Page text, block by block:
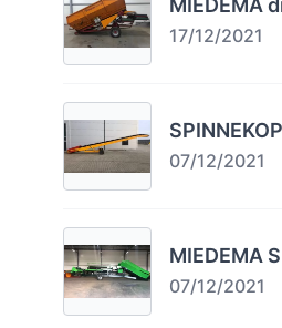
MIEDEMA
17/12/2021
07/12/2021
MIEDEMA
07/12/2021